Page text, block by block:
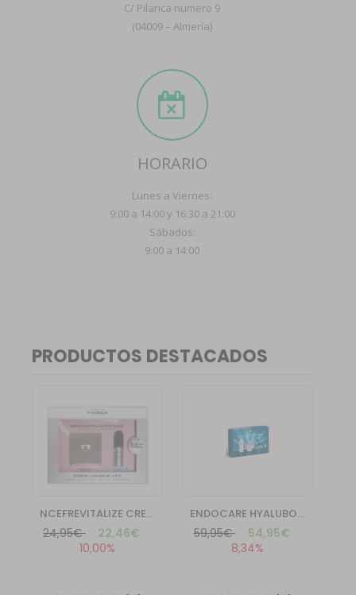
C/ Pilarica numero 9
(04009 – Almería)
HORARIO
Lunes a Viernes:
9:00 a 14:00 y 16:30 a 21:00
Sábados:
9:00 a 14:00